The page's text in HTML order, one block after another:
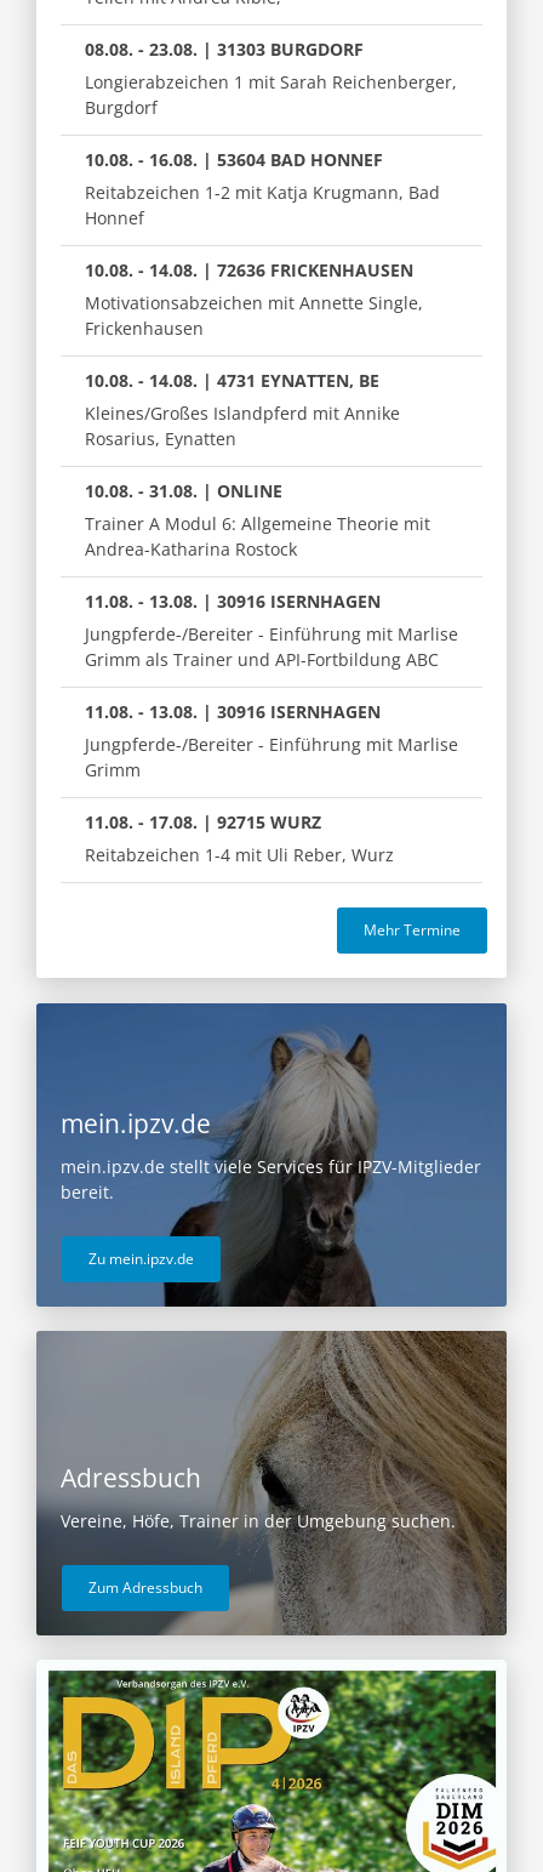
08.08. - 23.08. | 31303 BURGDORF
Longierabzeichen 1 mit Sarah Reichenberger,
Burgdorf
10.08. - 16.08. | 53604 BAD HONNEF
Reitabzeichen 1-2 mit Katja Krugmann, Bad
Honnef
10.08. - 14.08. | 72636 FRICKENHAUSEN
Motivationsabzeichen mit Annette Single,
Frickenhausen
10.08. - 14.08. | 4731 EYNATTEN, BE
Kleines/Großes Islandpferd mit Annike
Rosarius, Eynatten
10.08. - 31.08. | ONLINE
Trainer A Modul 6: Allgemeine Theorie mit
Andrea-Katharina Rostock
11.08. - 13.08. | 30916 ISERNHAGEN
Jungpferde-/Bereiter - Einführung mit Marlise
Grimm als Trainer und API-Fortbildung ABC
11.08. - 13.08. | 30916 ISERNHAGEN
Jungpferde-/Bereiter - Einführung mit Marlise
Grimm
11.08. - 17.08. | 92715 WURZ
Reitabzeichen 1-4 mit Uli Reber, Wurz
Mehr Termine
mein.ipzv.de
mein.ipzv.de stellt viele Services für IPZV-Mitglieder
bereit.
Zu mein.ipzv.de
Adressbuch
Vereine, Höfe, Trainer in der Umgebung suchen.
Zum Adressbuch